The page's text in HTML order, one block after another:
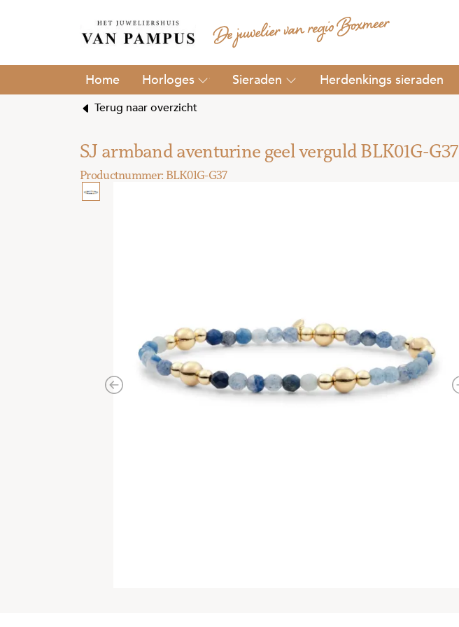
Horloges Sieraden Herdenkings sieraden
Terug naar overzicht
SJ armband aventurine geel verguld BLK01G-G37
Previous